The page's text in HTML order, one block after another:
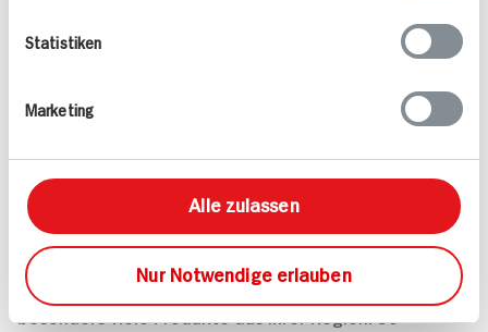
Statistiken
Marketing
Alle zulassen
Nur Notwendige erlauben
Warum in die Ferne schweifen...? Bei uns finden Sie